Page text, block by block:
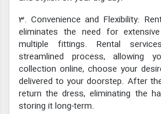
3. Convenience and Flexibility:
eliminates the need for
multiple fittings. Rental
streamlined process, allowing
collection online, choose your
delivered to your doorstep. After
return the dress, eliminating the
storing it long-term.